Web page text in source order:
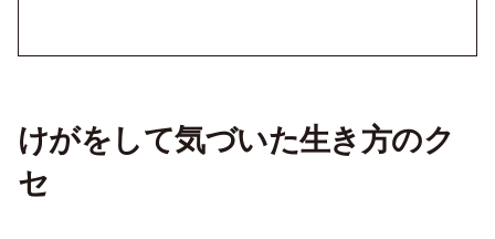
けがをして気づいた生き方のク
セ